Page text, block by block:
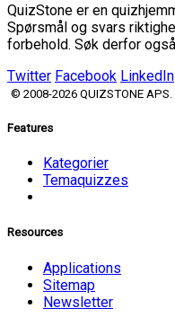
QuizStone er en
Spørsmål og svars
forbehold. Søk derfor
Twitter Facebook LinkedIn
© 2008-2026 QUIZSTONE APS.
Features
Kategorier
Temaquizzes
Resources
Applications
Sitemap
Newsletter